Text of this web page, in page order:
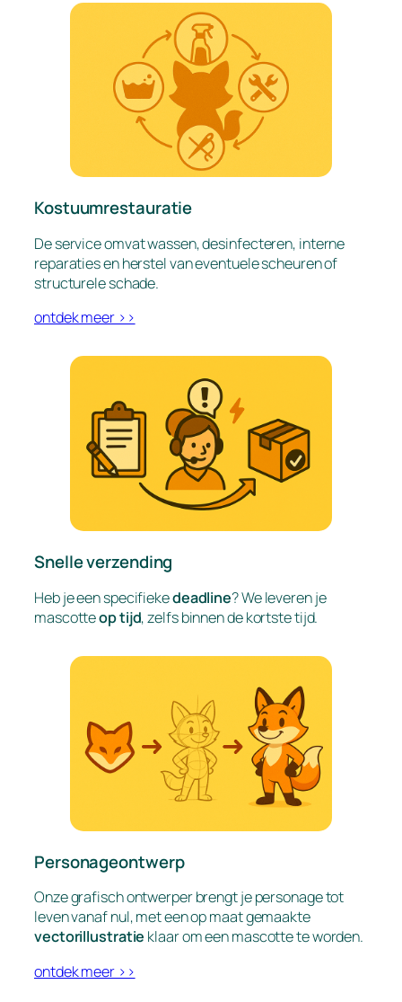
Kostuumrestauratie
De service omvat wassen, desinfecteren, interne
reparaties en herstel van eventuele scheuren of
structurele schade.
ontdek meer >>
Snelle verzending
Heb je een specifiekedeadline? We leveren je
mascotteop tijd, zelfs binnen de kortste tijd.
Personageontwerp
Onze grafisch ontwerper brengt je personage tot
leven vanaf nul, met een op maat gemaakte
vectorillustratie klaar om een mascotte te worden.
ontdek meer >>